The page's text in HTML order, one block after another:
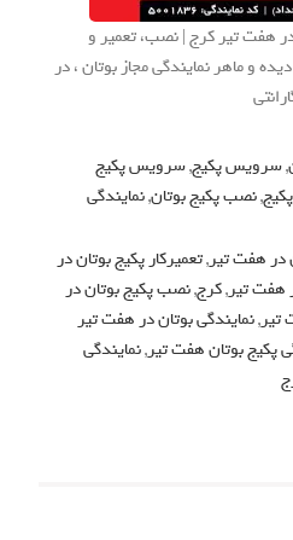
هفت تیر کرج | نصب، تعمیر و
و ماهر نمایندگی مجاز بوتان ، در
,سرویس پکیج,سرویس پکیج
,نصب پکیج بوتان,نمایندگی
در هفت تیر,تعمیرکار پکیج بوتان در
هفت تیر,کرج,نصب پکیج بوتان در
تیر,نمایندگی بوتان در هفت تیر
پکیج بوتان هفت تیر,نمایندگی